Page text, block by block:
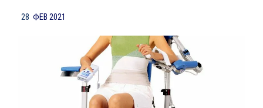
28 ФЕВ 2021